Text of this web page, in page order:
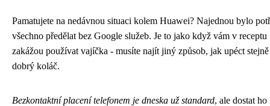
Pamatujete na nedávnou situaci kolem Huawei? Najednou bylo
všechno předělat bez Google služeb. Je to jako když vám v receptu
zakážou používat vajíčka - musíte najít jiný způsob, jak upéct stejně
dobrý koláč.
Bezkontaktní placení telefonem je dneska už standard, ale dostat ho